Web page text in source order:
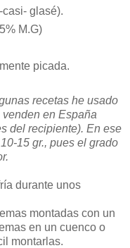
casi- glasé).
M.G)
picada.
recetas he usado
en España
del recipiente). En ese
15 gr., pues el grado
durante unos
montadas con un
en un cuenco o
montarlas.